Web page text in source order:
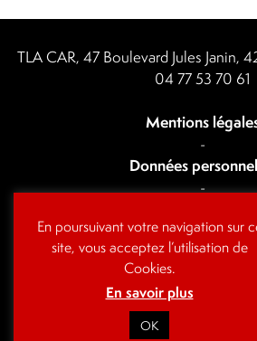
TLA CAR, 47 Boulevard Jules Janin,
04 77 53 70 61
Mentions
-
Données
-
-
Contact
En poursuivant votre navigation sur
site, vous acceptez l’utilisation de
Cookies.
En savoir plus
OK